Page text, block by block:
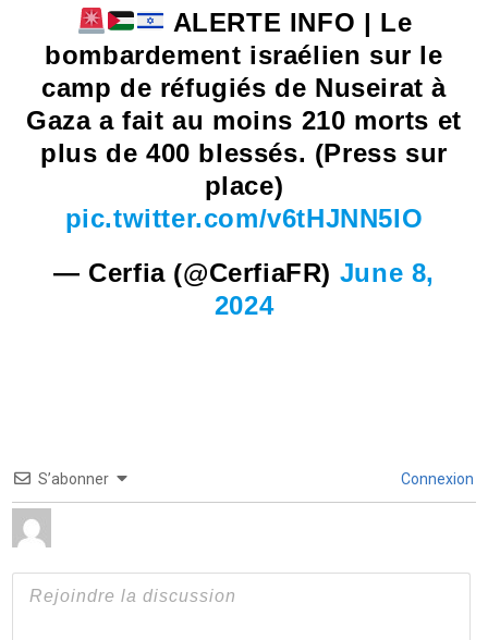
ALERTE INFO | Le
bombardement israélien sur le
camp de réfugiés de Nuseirat à
Gaza a fait au moins 210 morts et
plus de 400 blessés. (Press sur
place)
pic.twitter.com/v6tHJNN5IO
— Cerfia (@CerfiaFR) June 8,
2024
S’abonner Connexion